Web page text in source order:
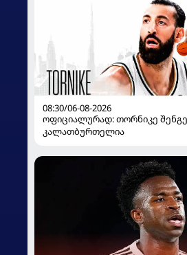
08:30/06-08-2026
ოფიციალურად: თორნიკე
კალათბურთელია